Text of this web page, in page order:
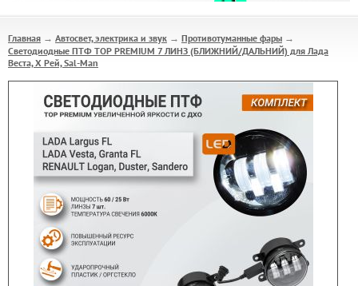
Главная → Автосвет, электрика и звук → Противотуманные фары →
Светодиодные ПТФ TOP PREMIUM 7 ЛИНЗ (БЛИЖНИЙ/ДАЛЬНИЙ) для Лада
Веста, Х Рей, Sal-Man